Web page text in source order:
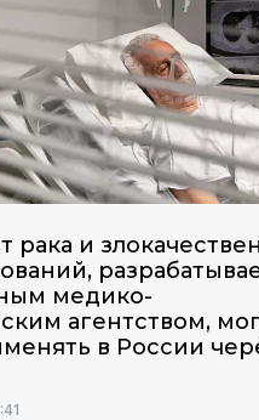
рака и
медико-
агентством,
в России